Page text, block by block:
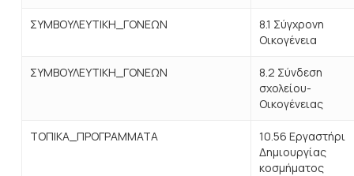
ΣΥΜΒΟΥΛΕΥΤΙΚΗ_ΓΟΝΕΩΝ
8.1 Σύγχρονη
Οικογένεια
ΣΥΜΒΟΥΛΕΥΤΙΚΗ_ΓΟΝΕΩΝ
8.2 Σύνδεση
σχολείου-
Οικογένειας
ΤΟΠΙΚΑ_ΠΡΟΓΡΑΜΜΑΤΑ
10.56 Εργαστήρι
Δημιουργίας
κοσμήματος